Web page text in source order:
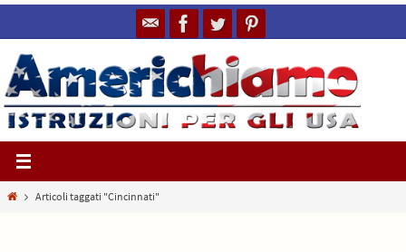
al
contenuto
HomeArticoli taggati "Cincinnati"